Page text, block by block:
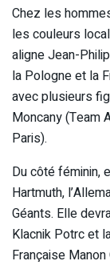
Chez les
les couleurs
aligne Jean-
la Pologne et la
avec plusieurs
Moncany (Team
Paris).
Du côté féminin,
Hartmuth,
Géants. Elle
Klacnik Potrc et
Française